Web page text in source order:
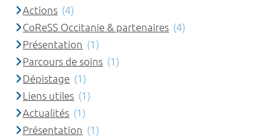
Actions (4)
CoReSS Occitanie & partenaires (4)
Présentation (1)
Parcours de soins (1)
Dépistage (1)
Liens utiles (1)
Actualités (1)
Présentation (1)